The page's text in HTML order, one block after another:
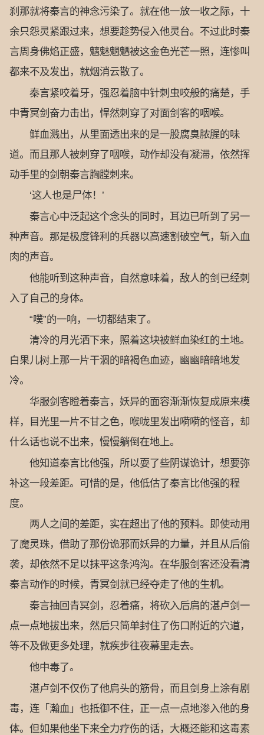
刹那就将秦言的神念污染了。就在他一放一收之际，十
余只怨灵紧跟过来，想要趁势侵入他灵台。不过此时秦
言周身佛焰正盛，魑魅魍魉被这金色光芒一照，连惨叫
都来不及发出，就烟消云散了。
秦言紧咬着牙，强忍着脑中针刺虫咬般的痛楚，手
中青冥剑奋力击出，悍然刺穿了对面剑客的咽喉。
鲜血溅出，从里面透出来的是一股腐臭脓腥的味
道。而且那人被刺穿了咽喉，动作却没有凝滞，依然挥
动手里的剑朝秦言胸膛刺来。
‘这人也是尸体！’
秦言心中泛起这个念头的同时，耳边已听到了另一
种声音。那是极度锋利的兵器以高速割破空气，斩入血
肉的声音。
他能听到这种声音，自然意味着，敌人的剑已经刺
入了自己的身体。
“噗”的一响，一切都结束了。
清冷的月光洒下来，照着这块被鲜血染红的土地。
白果儿树上那一片干涸的暗褐色血迹，幽幽暗暗地发
冷。
华服剑客瞪着秦言，妖异的面容渐渐恢复成原来模
样，目光里一片不甘之色，喉咙里发出嗬嗬的怪音，却
什么话也说不出来，慢慢躺倒在地上。
他知道秦言比他强，所以耍了些阴谋诡计，想要弥
补这一段差距。可惜的是，他低估了秦言比他强的程
度。
两人之间的差距，实在超出了他的预料。即使动用
了魔灵珠，借助了那份诡邪而妖异的力量，并且从后偷
袭，却依然不足以抹平这条鸿沟。在华服剑客还没看清
秦言动作的时候，青冥剑就已经夺走了他的生机。
秦言抽回青冥剑，忍着痛，将砍入后肩的湛卢剑一
点一点地拔出来，然后只简单封住了伤口附近的穴道，
等不及做更多处理，就疾步往夜幕里走去。
他中毒了。
湛卢剑不仅伤了他肩头的筋骨，而且剑身上涂有剧
毒，连「瀚血」也抵御不住，正一点一点地渗入他的身
体。但如果他坐下来全力疗伤的话，大概还能和这毒素